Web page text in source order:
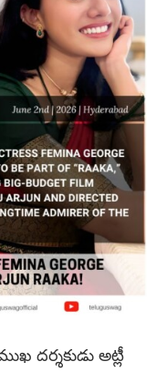
దర్శకుడు అట్లీ